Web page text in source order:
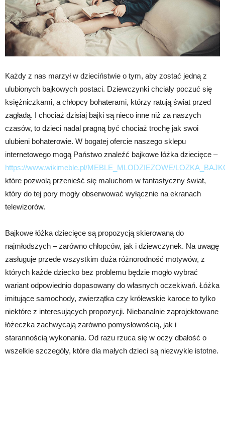
Każdy z nas marzył w dzieciństwie o tym, aby zostać jedną z
ulubionych bajkowych postaci. Dziewczynki chciały poczuć się
księżniczkami, a chłopcy bohaterami, którzy ratują świat przed
zagładą. I chociaż dzisiaj bajki są nieco inne niż za naszych
czasów, to dzieci nadal pragną być chociaż trochę jak swoi
ulubieni bohaterowie. W bogatej ofercie naszego sklepu
internetowego mogą Państwo znaleźć bajkowe łóżka dziecięce –
https://www.wikimeble.pl/MEBLE_MLODZIEZOWE/
które pozwolą przenieść się maluchom w fantastyczny świat,
który do tej pory mogły obserwować wyłącznie na ekranach
telewizorów.
Bajkowe łóżka dziecięce są propozycją skierowaną do
najmłodszych – zarówno chłopców, jak i dziewczynek. Na uwagę
zasługuje przede wszystkim duża różnorodność motywów, z
których każde dziecko bez problemu będzie mogło wybrać
wariant odpowiednio dopasowany do własnych oczekiwań. Łóżka
imitujące samochody, zwierzątka czy królewskie karoce to tylko
niektóre z interesujących propozycji. Niebanalnie zaprojektowane
łóżeczka zachwycają zarówno pomysłowością, jak i
starannością wykonania. Od razu rzuca się w oczy dbałość o
wszelkie szczegóły, które dla małych dzieci są niezwykle istotne.